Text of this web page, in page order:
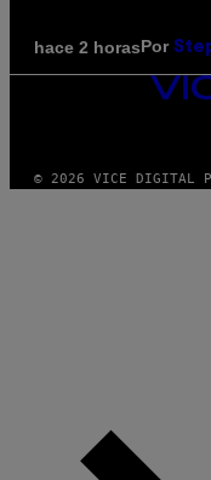
hace 2 horasPor
VICE
© 2026 VICE DIGITAL